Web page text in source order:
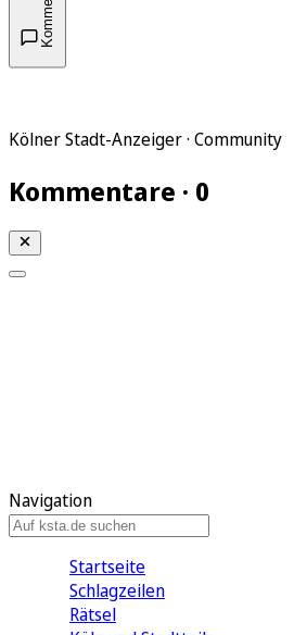
Kölner Stadt-Anzeiger · Community
Kommentare · 0
Navigation
Startseite
Schlagzeilen
Rätsel